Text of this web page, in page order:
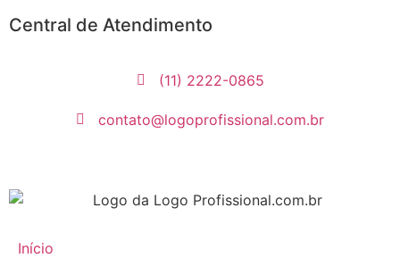
Central de Atendimento
(11) 2222-0865
contato@logoprofissional.com.br
Início